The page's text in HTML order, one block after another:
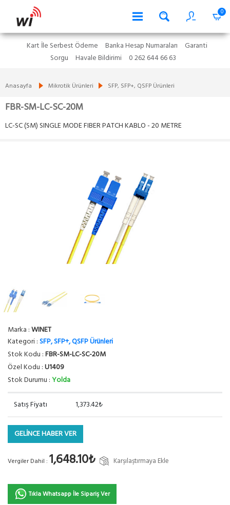
0
Kart İle Serbest Ödeme Banka Hesap Numaraları
Garanti
Sorgu
Havale Bildirimi 0 262 644 66 63
Anasayfa Mikrotik Ürünleri SFP, SFP+, QSFP Ürünleri
FBR-SM-LC-SC-20M
LC-SC (SM) SINGLE MODE FIBER PATCH KABLO - 20 METRE
Marka :WINET
Kategori :SFP, SFP+, QSFP Ürünleri
Stok Kodu :FBR-SM-LC-SC-20M
Özel Kodu :U1409
Stok Durumu :Yolda
Satış Fiyatı 1,373.42₺
GELİNCE HABER VER
Vergiler Dahil : 1,648.10₺ Karşılaştırmaya Ekle
Tıkla Whatsapp İle Sipariş Ver